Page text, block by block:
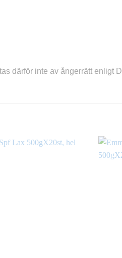
därför inte av ångerrätt enligt